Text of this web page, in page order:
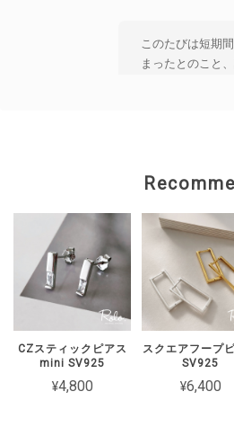
このたびは短期
まったとのこと
がショップのお
【Roloアクセサリー
ワインレッド（期間限定
2026/02/15
2週間経たずでチェーンがちぎれてしま
に残念です
CZスティックピアス
mini SV925
¥4,800
スクエアフープ
SV925
¥6,400